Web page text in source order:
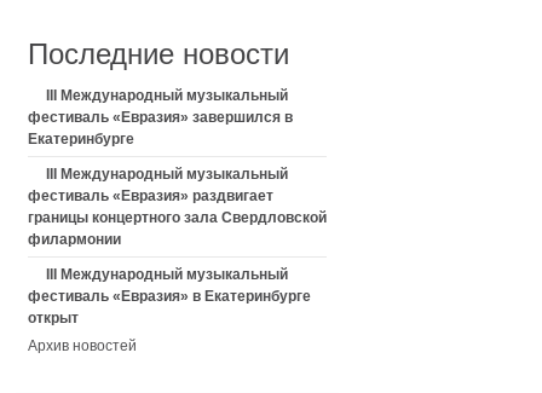
Последние новости
III Международный музыкальный
фестиваль «Евразия» завершился в
Екатеринбурге
III Международный музыкальный
фестиваль «Евразия» раздвигает
границы концертного зала Свердловской
филармонии
III Международный музыкальный
фестиваль «Евразия» в Екатеринбурге
открыт
Архив новостей